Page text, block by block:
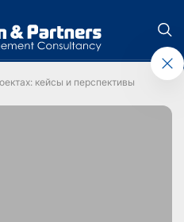
кейсы и перспективы